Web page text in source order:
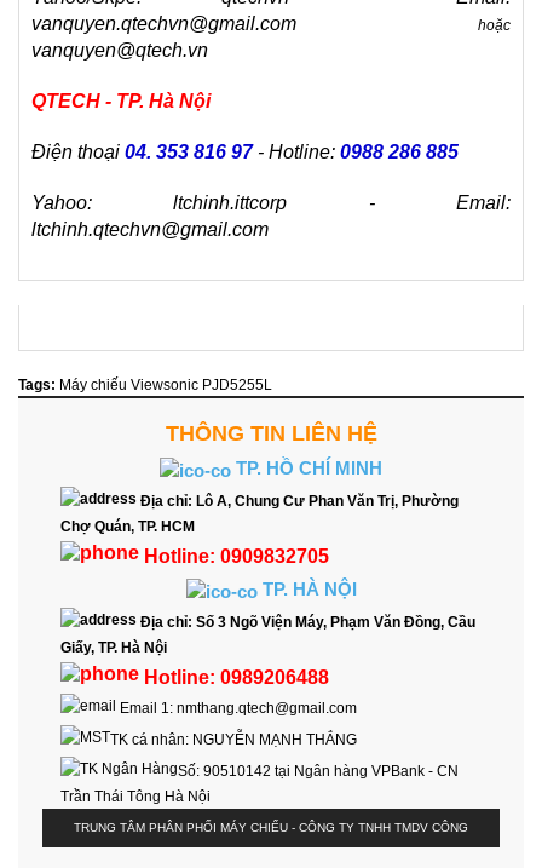
vanquyen.qtechvn@gmail.com
hoặc
vanquyen@qtech.vn
QTECH - TP. Hà Nội
Điện thoại 04. 353 816 97- Hotline: 0988 286 885
Yahoo: ltchinh.ittcorp - Email:
ltchinh.qtechvn@gmail.com
Tags: Máy chiếu Viewsonic PJD5255L
THÔNG TIN LIÊN HỆ
TP. HỒ CHÍ MINH
Địa chỉ: Lô A, Chung Cư Phan Văn Trị, Phường
Chợ Quán, TP. HCM
Hotline: 0909832705
TP. HÀ NỘI
Địa chỉ: Số 3 Ngõ Viện Máy, Phạm Văn Đồng, Cầu
Giấy, TP. Hà Nội
Hotline: 0989206488
Email 1: nmthang.qtech@gmail.com
TK cá nhân: NGUYỄN MẠNH THẮNG
Số: 90510142 tại Ngân hàng VPBank - CN
Trần Thái Tông Hà Nội
TRUNG TÂM PHÂN PHỐI MÁY CHIẾU - CÔNG TY TNHH TMDV CÔNG